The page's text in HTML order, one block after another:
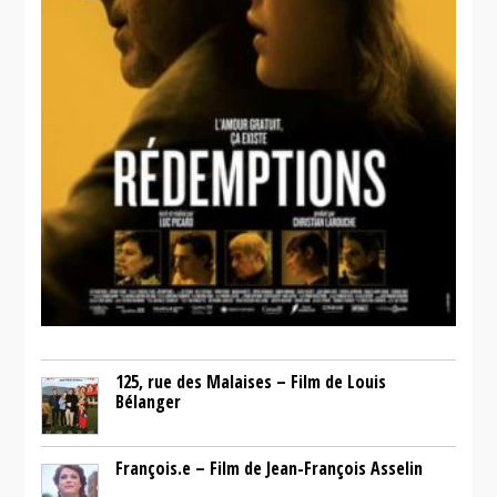
125, rue des Malaises – Film de Louis
Bélanger
François.e – Film de Jean-François Asselin